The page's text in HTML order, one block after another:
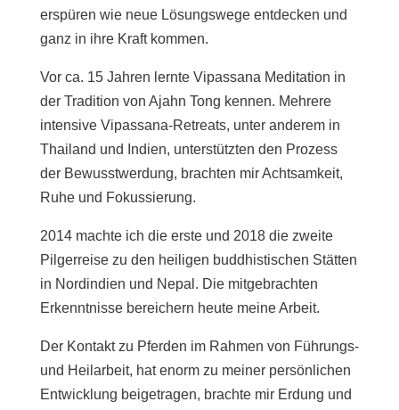
erspüren wie neue Lösungswege entdecken und
ganz in ihre Kraft kommen.
Vor ca. 15 Jahren lernte Vipassana Meditation in
der Tradition von Ajahn Tong kennen. Mehrere
intensive Vipassana-Retreats, unter anderem in
Thailand und Indien, unterstützten den Prozess
der Bewusstwerdung, brachten mir Achtsamkeit,
Ruhe und Fokussierung.
2014 machte ich die erste und 2018 die zweite
Pilgerreise zu den heiligen buddhistischen Stätten
in Nordindien und Nepal. Die mitgebrachten
Erkenntnisse bereichern heute meine Arbeit.
Der Kontakt zu Pferden im Rahmen von Führungs-
und Heilarbeit, hat enorm zu meiner persönlichen
Entwicklung beigetragen, brachte mir Erdung und